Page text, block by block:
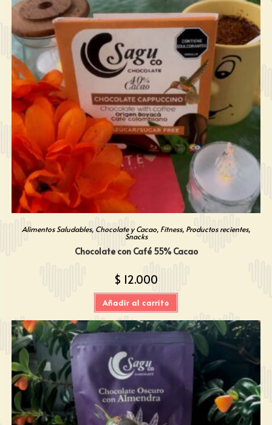
Alimentos Saludables, Chocolate y Cacao, Fitness, Productos recientes,
Snacks
Chocolate con Café 55% Cacao
$ 12.000
Añadir al carrito